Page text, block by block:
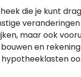
die je kunt
maar ook
en